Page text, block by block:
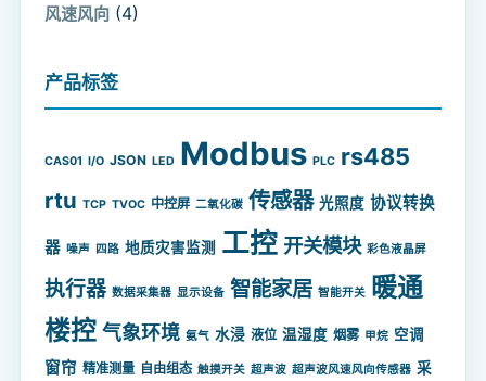
风速风向 (4)
产品标签
CAS01 I/O JSON LED Modbus PLC rs485
rtu TCP TVOC 中控屏 二氧化碳 传感器 光照度 协议转换
器 噪声 四路 地质灾害监测 工控 开关模块 彩色液晶屏
执行器 数据采集器 显示设备 智能家居 智能开关 暖通
楼控 气象环境 氨气 水浸 液位 温湿度 烟雾 甲烷 空调
窗帘 精准测量 自由组态 触摸开关 超声波 超声波风速风向传感器 采